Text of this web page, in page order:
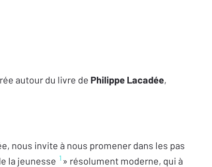
autour du livre de Philippe Lacadée,
nous invite à nous promener dans les pas
la jeunesse 1 » résolument moderne, qui à